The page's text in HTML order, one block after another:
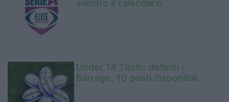
svelato il calendario
Under 18 Titolo: definiti i
Barrage, 10 posti disponibili